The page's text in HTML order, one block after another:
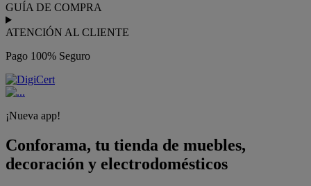
GUÍA DE COMPRA
ATENCIÓN AL CLIENTE
Pago 100% Seguro
¡Nueva app!
Conforama, tu tienda de muebles,
decoración y electrodomésticos